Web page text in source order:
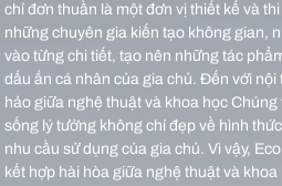
chỉ đơn thuần là một đơn vị thiết kế và
những chuyên gia kiến tạo không gian,
vào từng chi tiết, tạo nên những tác
dấu ấn cá nhân của gia chủ. Đến với nội
hảo giữa nghệ thuật và khoa học
sống lý tưởng không chỉ đẹp về hình
nhu cầu sử dụng của gia chủ. Vì vậy,
kết hợp hài hòa giữa nghệ thuật và